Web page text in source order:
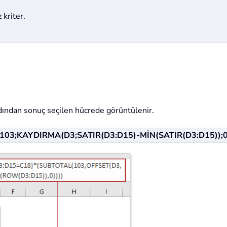
kriter.
sonuç seçilen hücrede görüntülenir.